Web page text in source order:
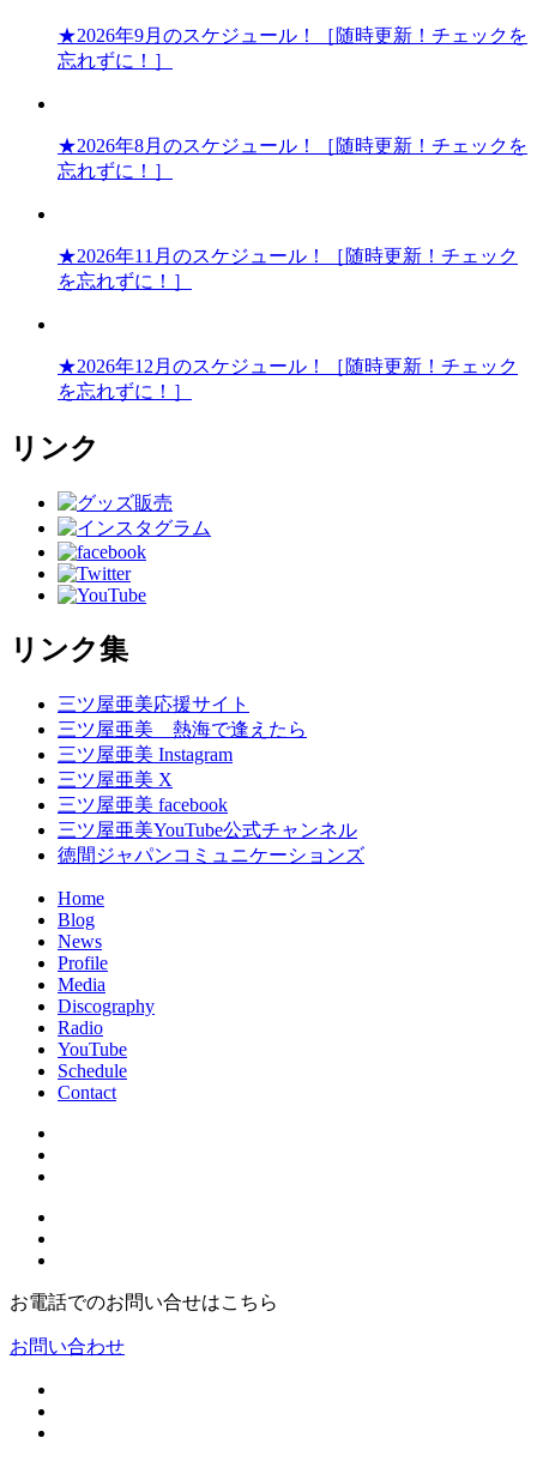
★2026年9月のスケジュール！［随時更新！チェックを
忘れずに！］
★2026年8月のスケジュール！［随時更新！チェックを
忘れずに！］
★2026年11月のスケジュール！［随時更新！チェック
を忘れずに！］
★2026年12月のスケジュール！［随時更新！チェック
を忘れずに！］
リンク
リンク集
三ツ屋亜美応援サイト
三ツ屋亜美 熱海で逢えたら
三ツ屋亜美 Instagram
三ツ屋亜美 X
三ツ屋亜美 facebook
三ツ屋亜美YouTube公式チャンネル
徳間ジャパンコミュニケーションズ
Home
Blog
News
Profile
Media
Discography
Radio
YouTube
Schedule
Contact
お電話でのお問い合せはこちら
お問い合わせ